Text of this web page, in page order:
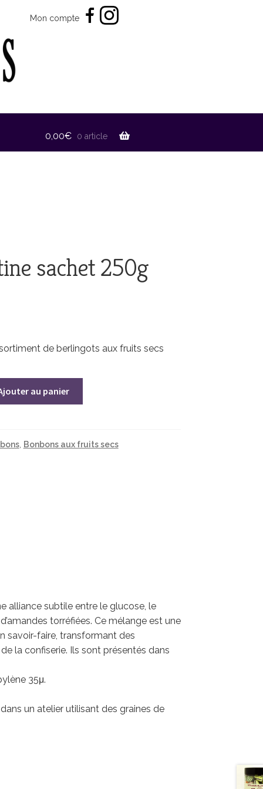
Mon compte
0,00€ 0 article
sachet 250g
de berlingots aux fruits secs
au panier
, Bonbons aux fruits secs
alliance subtile entre le glucose, le
torréfiées. Ce mélange est une
savoir-faire, transformant des
la confiserie. Ils sont présentés dans
35μ.
un atelier utilisant des graines de